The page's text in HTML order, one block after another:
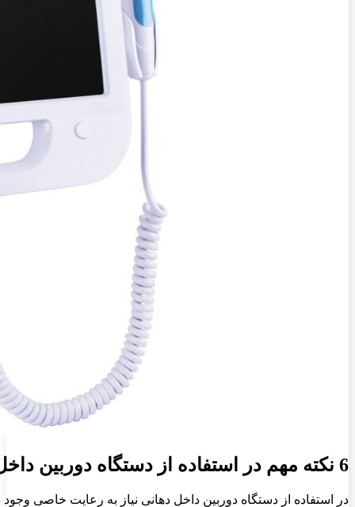
6 نکته مهم در استفاده از دستگاه دوربین داخل دهانی
در استفاده از دستگاه دوربین داخل دهانی نیاز به رعایت خاصی وجود